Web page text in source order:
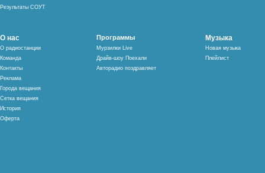
Результаты СОУТ
О нас
О радиостанции
Команда
Контакты
Реклама
Города вещания
Сетка вещания
История
Оферта
Программы
Мурзилки Live
Драйв-шоу Поехали
Авторадио поздравляет
Музыка
Новая музыка
Плейлист